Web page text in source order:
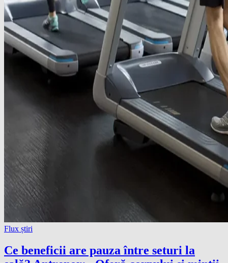
Flux știri
Ce beneficii are pauza între seturi la